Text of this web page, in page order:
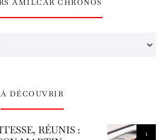
AMILCAR CHRONOS
À DÉCOUVRIR
1
RÉUNIS :